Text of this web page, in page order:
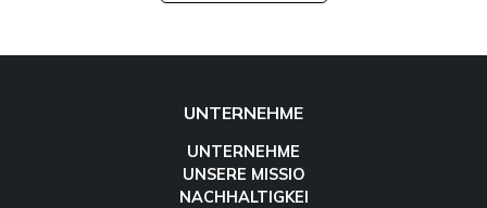
UNTERNEHME
UNTERNEHME
UNSERE MISSIO
NACHHALTIGKEI